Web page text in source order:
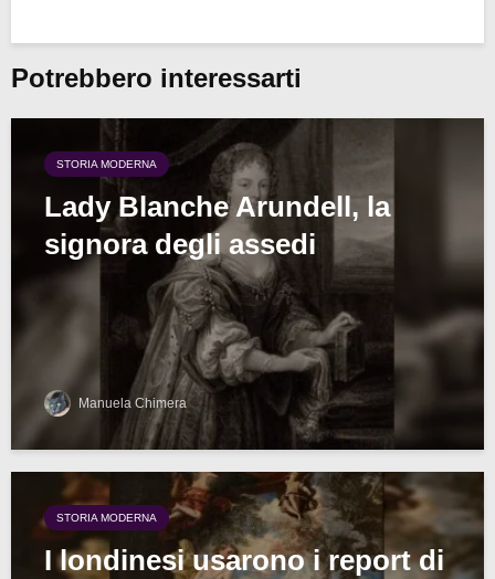
Potrebbero interessarti
STORIA MODERNA
Lady Blanche Arundell, la
signora degli assedi
Manuela Chimera
STORIA MODERNA
I londinesi usarono i report di